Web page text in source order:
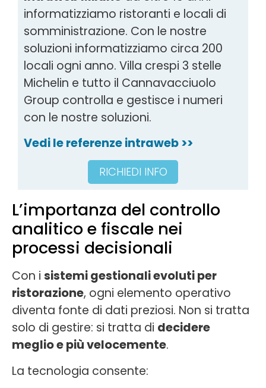
informatizziamo ristoranti e locali di
somministrazione. Con le nostre
soluzioni informatizziamo circa 200
locali ogni anno. Villa crespi 3 stelle
Michelin e tutto il Cannavacciuolo
Group controlla e gestisce i numeri
con le nostre soluzioni.
Vedi le referenze intraweb >>
RICHIEDI INFO
L’importanza del controllo
analitico e fiscale nei
processi decisionali
Con i sistemi gestionali evoluti per
ristorazione, ogni elemento operativo
diventa fonte di dati preziosi. Non si tratta
solo di gestire: si tratta di decidere
meglio e più velocemente.
La tecnologia consente: